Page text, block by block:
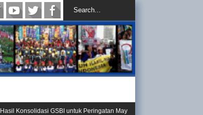
GSBI untuk Peringatan May